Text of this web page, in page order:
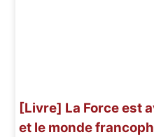
[Livre] La Force est
et le monde